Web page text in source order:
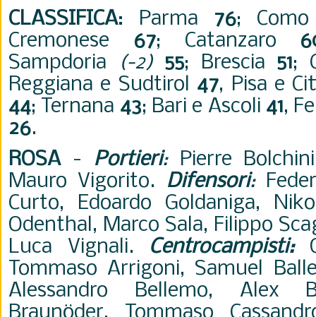
CLASSIFICA: Parma 76;
Cremonese 67; Catanzaro
Sampdoria
(-2) 55; Brescia 51;
Reggiana e Sudtirol 47, Pisa e
44; Ternana 43; Bari e Ascoli 41,
26.
ROSA- Portieri:Pierre
Mauro Vigorito. Difensori:
Curto, Edoardo Goldaniga,
Odenthal, Marco Sala, Filippo
Luca Vignali. Centrocampisti:
Tommaso Arrigoni, Samuel
Alessandro Bellemo, Alex